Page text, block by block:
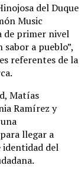
del Duque
Music
de primer nivel
a pueblo”,
referentes de la
Matías
Ramírez y
llegar a
identidad del